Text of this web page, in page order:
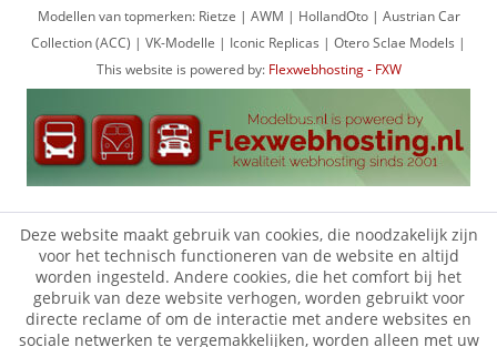
Modellen van topmerken: Rietze | AWM | HollandOto | Austrian Car
Collection (ACC) | VK-Modelle | Iconic Replicas | Otero Sclae Models |
This website is powered by: Flexwebhosting - FXW
Deze website maakt gebruik van cookies, die noodzakelijk zijn
voor het technisch functioneren van de website en altijd
worden ingesteld. Andere cookies, die het comfort bij het
gebruik van deze website verhogen, worden gebruikt voor
directe reclame of om de interactie met andere websites en
sociale netwerken te vergemakkelijken, worden alleen met uw